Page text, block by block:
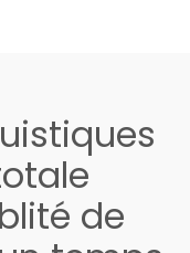
de